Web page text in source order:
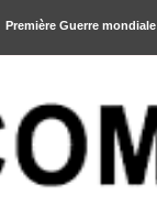
Première Guerre mondiale